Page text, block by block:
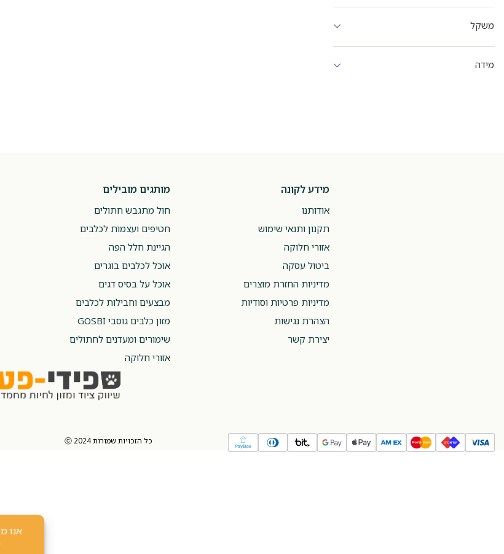
משקל
מידה
מידע לקונה
אודותנו
תקנון ותנאי שימוש
אזורי חלוקה
ביטול עסקה
מדיניות החזרת מוצרים
מדיניות פרטיות וסודיות
הצהרת נגישות
יצירת קשר
מותגים מובילים
חול מתגבש חתולים
חטיפים ועצמות לכלבים
הגיינת חלל הפה
אוכל לכלבים בוגרים
אוכל על בסיס דגים
מבצעים וחבילות לכלבים
מזון כלבים גוסבי GOSBI
שימורים ומעדנים לחתולים
אזורי חלוקה
כל הזכויות שמורות 2024 ⓒ